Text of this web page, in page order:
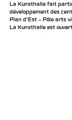
La Kunsthalle fait
développement des
Plan d’Est – Pôle arts
La Kunsthalle est